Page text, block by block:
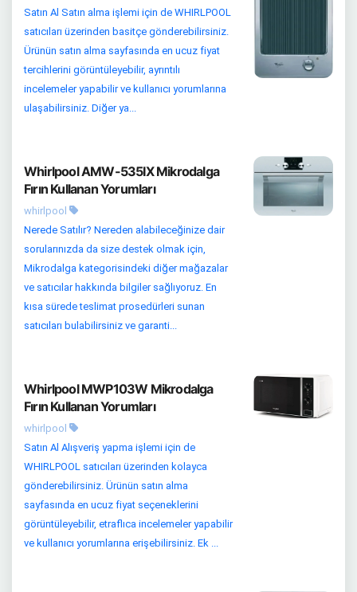
Satın Al Satın alma işlemi için de WHIRLPOOL
satıcıları üzerinden basitçe gönderebilirsiniz.
Ürünün satın alma sayfasında en ucuz fiyat
tercihlerini görüntüleyebilir, ayrıntılı
incelemeler yapabilir ve kullanıcı yorumlarına
ulaşabilirsiniz. Diğer ya...
Whirlpool AMW-535IX Mikrodalga
Fırın Kullanan Yorumları
whirlpool
Nerede Satılır? Nereden alabileceğinize dair
sorularınızda da size destek olmak için,
Mikrodalga kategorisindeki diğer mağazalar
ve satıcılar hakkında bilgiler sağlıyoruz. En
kısa sürede teslimat prosedürleri sunan
satıcıları bulabilirsiniz ve garanti...
Whirlpool MWP103W Mikrodalga
Fırın Kullanan Yorumları
whirlpool
Satın Al Alışveriş yapma işlemi için de
WHIRLPOOL satıcıları üzerinden kolayca
gönderebilirsiniz. Ürünün satın alma
sayfasında en ucuz fiyat seçeneklerini
görüntüleyebilir, etraflıca incelemeler yapabilir
ve kullanıcı yorumlarına erişebilirsiniz. Ek ...